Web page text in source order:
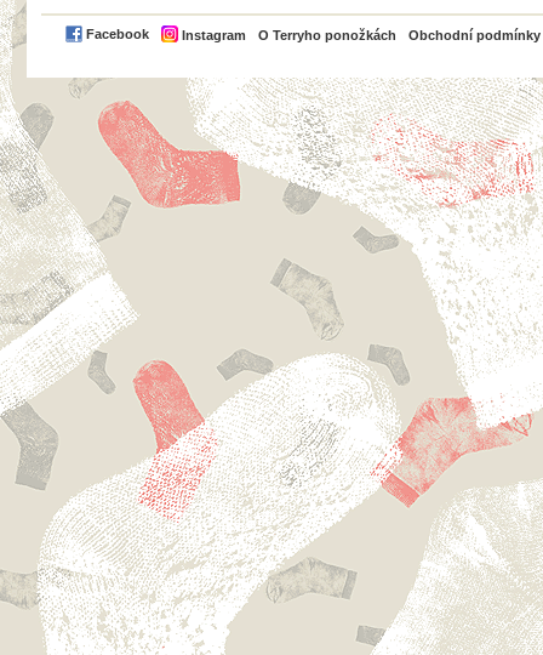
Facebook Instagram O Terryho ponožkách Obchodní podmínky
PayPal